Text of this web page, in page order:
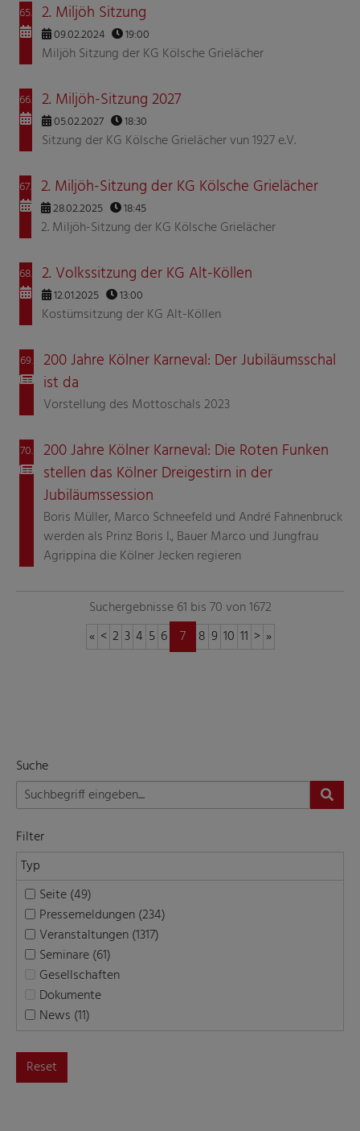
65. 2. Miljöh Sitzung
09.02.2024 19:00
Miljöh Sitzung der KG Kölsche Grielächer
66. 2. Miljöh-Sitzung 2027
05.02.2027 18:30
Sitzung der KG Kölsche Grielächer vun 1927 e.V.
67. 2. Miljöh-Sitzung der KG Kölsche Grielächer
28.02.2025 18:45
2. Miljöh-Sitzung der KG Kölsche Grielächer
68. 2. Volkssitzung der KG Alt-Köllen
12.01.2025 13:00
Kostümsitzung der KG Alt-Köllen
69. 200 Jahre Kölner Karneval: Der Jubiläumsschal
ist da
Vorstellung des Mottoschals 2023
70. 200 Jahre Kölner Karneval: Die Roten Funken
stellen das Kölner Dreigestirn in der
Jubiläumssession
Boris Müller, Marco Schneefeld und André Fahnenbruck
werden als Prinz Boris I., Bauer Marco und Jungfrau
Agrippina die Kölner Jecken regieren
Suchergebnisse 61 bis 70 von 1672
« < 2 3 4 5 6 7 8 9 10 11 > »
Suche
Filter
Typ
Seite (49)
Pressemeldungen (234)
Veranstaltungen (1317)
Seminare (61)
Gesellschaften
Dokumente
News (11)
Reset